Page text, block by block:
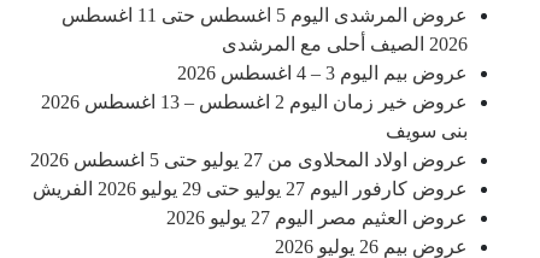
عروض المرشدى اليوم 5 اغسطس حتى 11 اغسطس
2026 الصيف أحلى مع المرشدى
عروض بيم اليوم 3 – 4 اغسطس 2026
عروض خير زمان اليوم 2 اغسطس – 13 اغسطس 2026
بنى سويف
عروض اولاد المحلاوى من 27 يوليو حتى 5 اغسطس 2026
عروض كارفور اليوم 27 يوليو حتى 29 يوليو 2026 الفريش
عروض العثيم مصر اليوم 27 يوليو 2026
عروض بيم 26 يوليو 2026